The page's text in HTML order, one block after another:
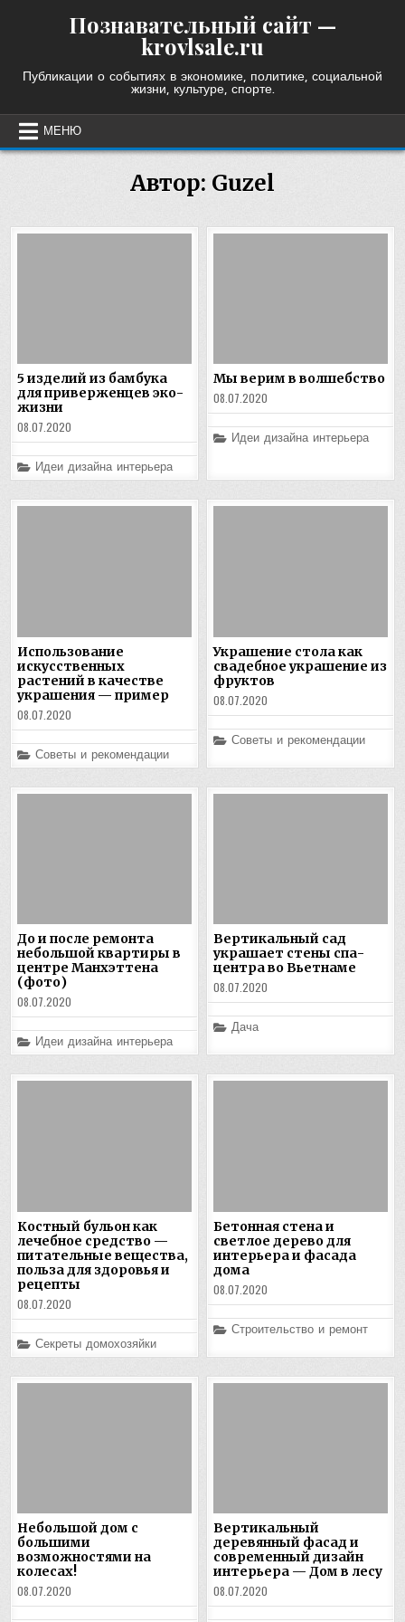
Познавательный сайт —
krovlsale.ru
Публикации о событиях в экономике, политике, социальной
жизни, культуре, спорте.
МЕНЮ
Автор: Guzel
5 изделий из бамбука
для приверженцев эко-
жизни
08.07.2020
Posted
in
Идеи дизайна интерьера
Мы верим в волшебство
08.07.2020
Posted
in
Идеи дизайна интерьера
Использование
искусственных
растений в качестве
украшения — пример
08.07.2020
Posted
in
Советы и рекомендации
Украшение стола как
свадебное украшение из
фруктов
08.07.2020
Posted
Советы и рекомендации
До и после ремонта
небольшой квартиры в
центре Манхэттена
(фото)
08.07.2020
Posted
in
Идеи дизайна интерьера
Вертикальный сад
украшает стены спа-
центра во Вьетнаме
08.07.2020
Posted
in
Дача
Костный бульон как
лечебное средство —
питательные вещества,
польза для здоровья и
рецепты
08.07.2020
Posted
in
Секреты домохозяйки
Бетонная стена и
светлое дерево для
интерьера и фасада
дома
08.07.2020
Posted
Строительство и ремонт
Небольшой дом с
большими
возможностями на
колесах!
08.07.2020
Вертикальный
деревянный фасад и
современный дизайн
интерьера — Дом в лесу
08.07.2020